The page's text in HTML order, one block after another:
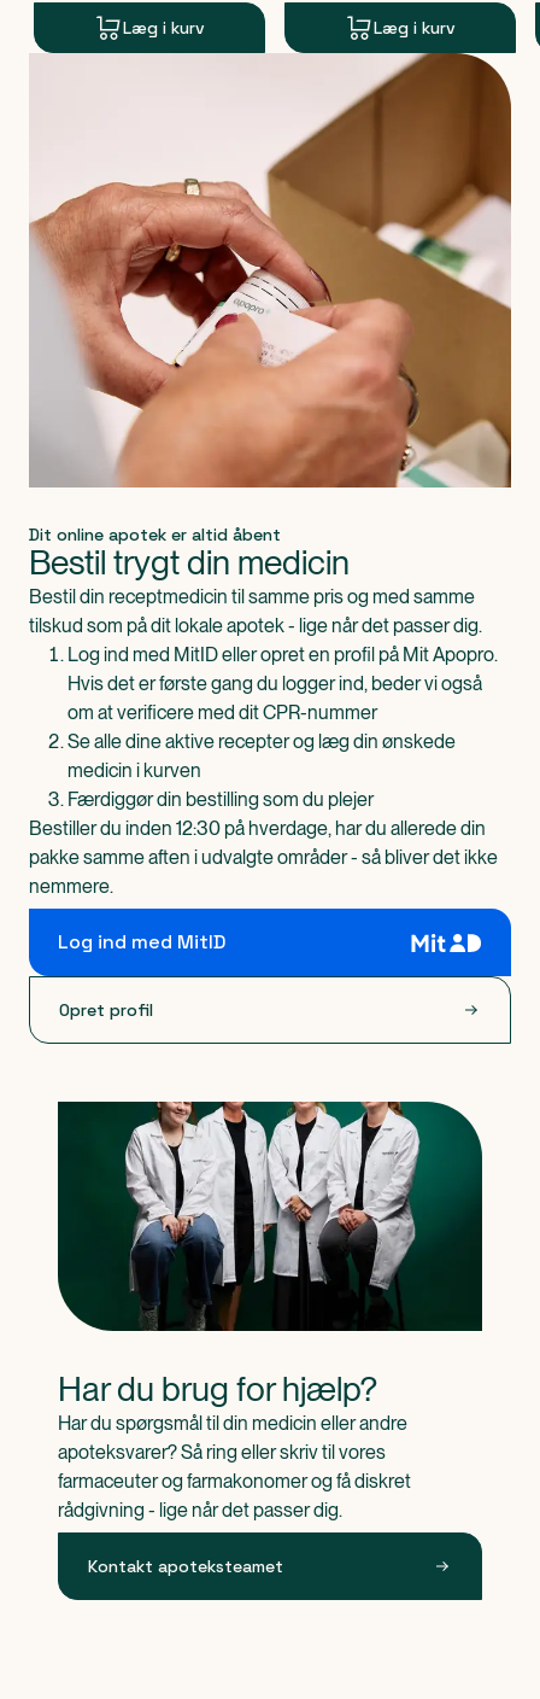
Læg i kurv Læg i kurv
Dit online apotek er altid åbent
Bestil trygt din medicin
Bestil din receptmedicin til samme pris og med samme
tilskud som på dit lokale apotek - lige når det passer dig.
Log ind med MitID eller opret en profil på Mit Apopro.
Hvis det er første gang du logger ind, beder vi også
om at verificere med dit CPR-nummer
Se alle dine aktive recepter og læg din ønskede
medicin i kurven
Færdiggør din bestilling som du plejer
Bestiller du inden 12:30 på hverdage, har du allerede din
pakke samme aften i udvalgte områder - så bliver det ikke
nemmere.
Log ind med MitID
Opret profil
Har du brug for hjælp?
Har du spørgsmål til din medicin eller andre
apoteksvarer? Så ring eller skriv til vores
farmaceuter og farmakonomer og få diskret
rådgivning - lige når det passer dig.
Kontakt apoteksteamet